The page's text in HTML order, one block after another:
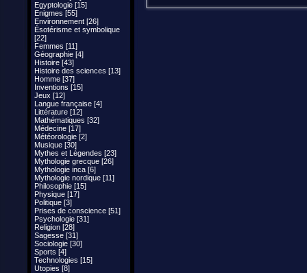
Egyptologie [15]
Enigmes [55]
Environnement [26]
Ésotérisme et symbolique
[22]
Femmes [11]
Géographie [4]
Histoire [43]
Histoire des sciences [13]
Homme [37]
Inventions [15]
Jeux [12]
Langue française [4]
Littérature [12]
Mathématiques [32]
Médecine [17]
Météorologie [2]
Musique [30]
Mythes et Légendes [23]
Mythologie grecque [26]
Mythologie inca [6]
Mythologie nordique [11]
Philosophie [15]
Physique [17]
Politique [3]
Prises de conscience [51]
Psychologie [31]
Religion [28]
Sagesse [31]
Sociologie [30]
Sports [4]
Technologies [15]
Utopies [8]